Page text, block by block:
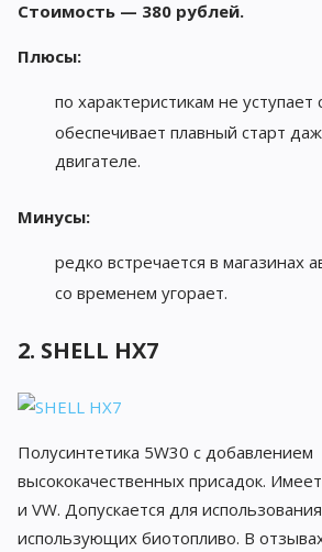
Стоимость — 380 рублей.
Плюсы:
по характеристикам не уступает
обеспечивает плавный старт
двигателе.
Минусы:
редко встречается в магазинах
со временем угорает.
2. SHELL HX7
Полусинтетика 5W30 с добавлением
высококачественных присадок.
и VW. Допускается для
использующих биотопливо. В